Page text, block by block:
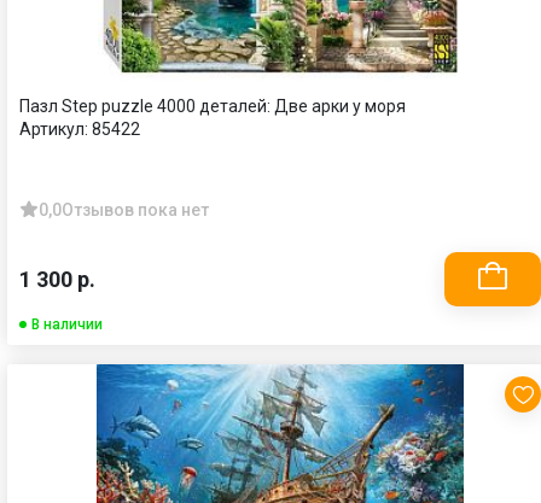
Пазл Step puzzle 4000 деталей: Две арки у моря
Артикул: 85422
0,0Отзывов пока нет
1 300 р.
В наличии